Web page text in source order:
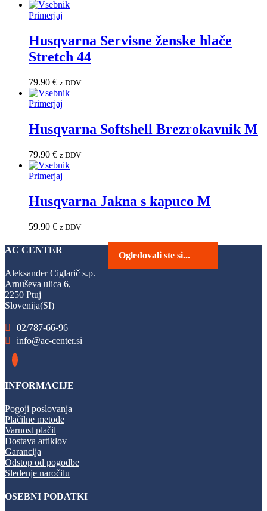
Primerjaj
Husqvarna Servisne ženske hlače
Stretch 44
79.90 € z DDV
Primerjaj
Husqvarna Softshell Brezrokavnik M
79.90 € z DDV
Primerjaj
Husqvarna Jakna s kapuco M
59.90 € z DDV
Ogledovali ste si...
AC CENTER
Aleksander Ciglarič s.p.
Arnuševa ulica 6,
2250 Ptuj
Slovenija(SI)
02/787-66-96
info@ac-center.si
INFORMACIJE
Pogoji poslovanja
Plačilne metode
Varnost plačil
Dostava artiklov
Garancija
Odstop od pogodbe
Sledenje naročilu
OSEBNI PODATKI